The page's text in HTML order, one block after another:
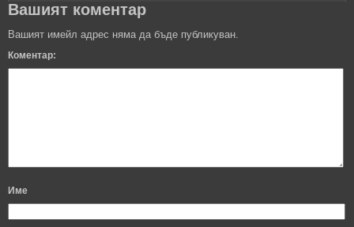
Вашият коментар
Вашият имейл адрес няма да бъде публикуван.
Коментар:
Име